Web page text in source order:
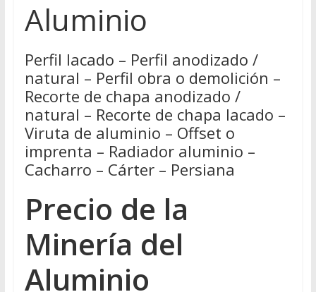
Aluminio
Perfil lacado – Perfil anodizado /
natural – Perfil obra o demolición –
Recorte de chapa anodizado /
natural – Recorte de chapa lacado –
Viruta de aluminio – Offset o
imprenta – Radiador aluminio –
Cacharro – Cárter – Persiana
Precio de la
Minería del
Aluminio